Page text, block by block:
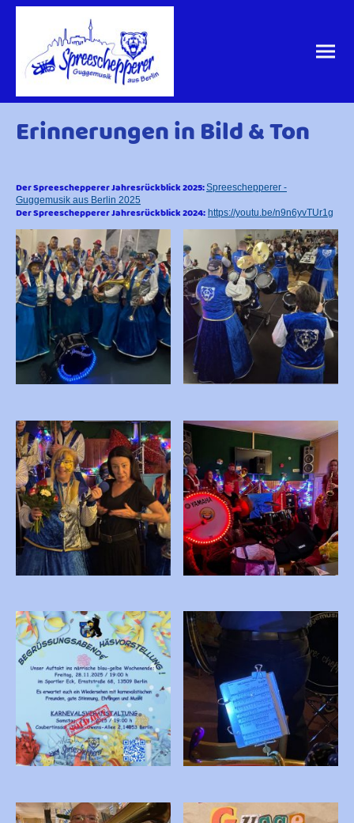
Erinnerungen in Bild & Ton
Der Spreeschepperer Jahresrückblick 2025:Spreeschepperer -
Guggemusik aus Berlin 2025
Der Spreeschepperer Jahresrückblick 2024: https://youtu.be/n9n6yvTUr1g